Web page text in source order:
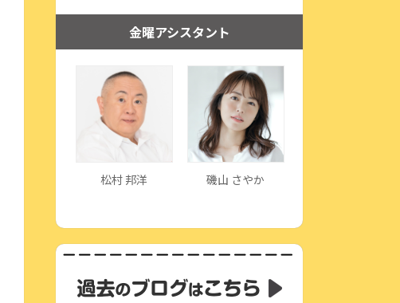
金曜アシスタント
松村 邦洋 磯山 さやか